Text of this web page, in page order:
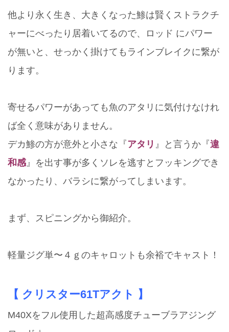
他より永く生き、大きくなった鯵は賢くストラクチ
ャーにべったり居着いてるので、ロッド にパワー
が無いと、せっかく掛けてもラインブレイクに繋が
ります。
寄せるパワーがあっても魚のアタリに気付けなけれ
ば全く意味がありません。
デカ鯵の方が意外と小さな『アタリ 』と言うか『違
和感』を出す事が多くソレを逃すとフッキングでき
なかったり、バラシに繋がってしまいます。
まず、スピニングから御紹介。
軽量ジグ単〜４ｇのキャロットも余裕でキャスト！
【 クリスター61Tアクト 】
M40Xをフル使用した超高感度チューブラアジング